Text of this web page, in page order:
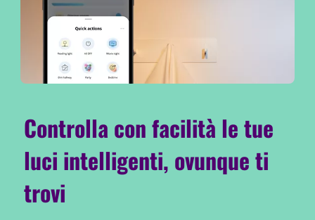
Controlla con facilità le tue
luci intelligenti, ovunque ti
trovi